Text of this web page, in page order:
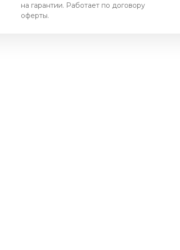
на гарантии. Работает по договору
оферты.